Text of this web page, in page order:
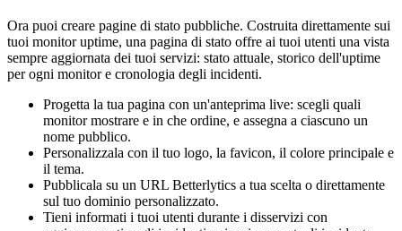
Ora puoi creare pagine di stato pubbliche. Costruita direttamente sui
tuoi monitor uptime, una pagina di stato offre ai tuoi utenti una vista
sempre aggiornata dei tuoi servizi: stato attuale, storico dell'uptime
per ogni monitor e cronologia degli incidenti.
Progetta la tua pagina con un'anteprima live: scegli quali
monitor mostrare e in che ordine, e assegna a ciascuno un
nome pubblico.
Personalizzala con il tuo logo, la favicon, il colore principale e
il tema.
Pubblicala su un URL Betterlytics a tua scelta o direttamente
sul tuo dominio personalizzato.
Tieni informati i tuoi utenti durante i disservizi con